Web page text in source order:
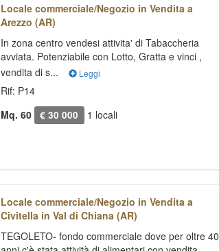
Locale commerciale/Negozio in Vendita a
Arezzo (AR)
In zona centro vendesi attivita' di Tabaccheria
avviata. Potenziabile con Lotto, Gratta e vinci ,
vendita di s...
Leggi
Rif: P14
Mq. 60
€ 30 000 1 locali
Locale commerciale/Negozio in Vendita a
Civitella in Val di Chiana (AR)
TEGOLETO- fondo commerciale dove per oltre 40